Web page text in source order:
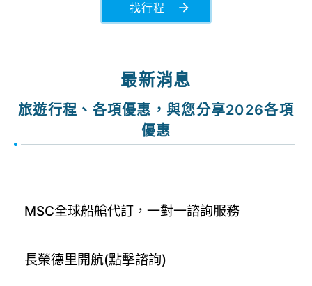
找行程
最新消息
旅遊行程、各項優惠，與您分享2026各項
優惠
MSC全球船艙代訂，一對一諮詢服務
長榮德里開航(點擊諮詢)